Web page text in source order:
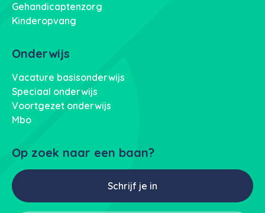
Gehandicaptenzorg
Kinderopvang
Onderwijs
Vacature basisonderwijs
Speciaal onderwijs
Voortgezet onderwijs
Mbo
Op zoek naar een baan?
Schrijf je in